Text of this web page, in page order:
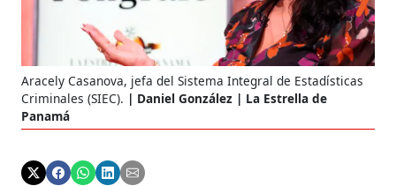
Aracely Casanova, jefa del Sistema Integral de Estadísticas
Criminales (SIEC).
Daniel González | La Estrella de
Panamá